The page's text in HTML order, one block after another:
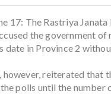
17: The Rastriya Janata
the government of
date in Province 2
however, reiterated that
polls until the number